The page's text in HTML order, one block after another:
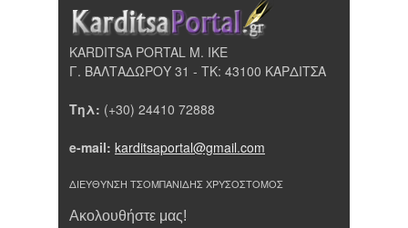
KARDITSA PORTAL Μ. ΙΚΕ
Γ. ΒΑΛΤΑΔΩΡΟΥ 31 - ΤΚ: 43100 ΚΑΡΔΙΤΣΑ
Τηλ: (+30) 24410 72888
e-mail: karditsaportal@gmail.com
ΔΙΕΥΘΥΝΣΗ ΤΣΟΜΠΑΝΙΔΗΣ ΧΡΥΣΟΣΤΟΜΟΣ
Ακολουθήστε μας!